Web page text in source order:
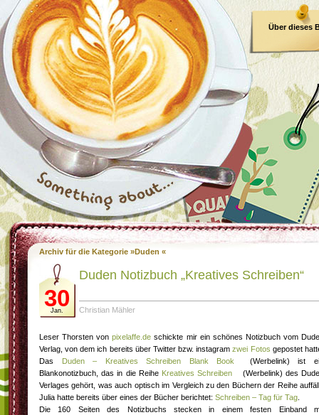
Über dieses
Archiv für die Kategorie »Duden «
30
Jan.
Duden Notizbuch „Kreatives Schreiben“
Christian Mähler
Leser Thorsten vonpixelaffe.de schickte mir ein schönes Notizbuch vom
Verlag, von dem ich bereits über Twitter bzw. instagramzwei Fotos gepostet
Das
Duden – Kreatives Schreiben Blank Book
(Werbelink) ist
Blankonotizbuch, das in die Reihe Kreatives Schreiben
(Werbelink) des
Verlages gehört, was auch optisch im Vergleich zu den Büchern der Reihe
Julia hatte bereits über eines der Bücher berichtet: Schreiben – Tag für Tag
Die 160 Seiten des Notizbuchs stecken in einem festen Einband